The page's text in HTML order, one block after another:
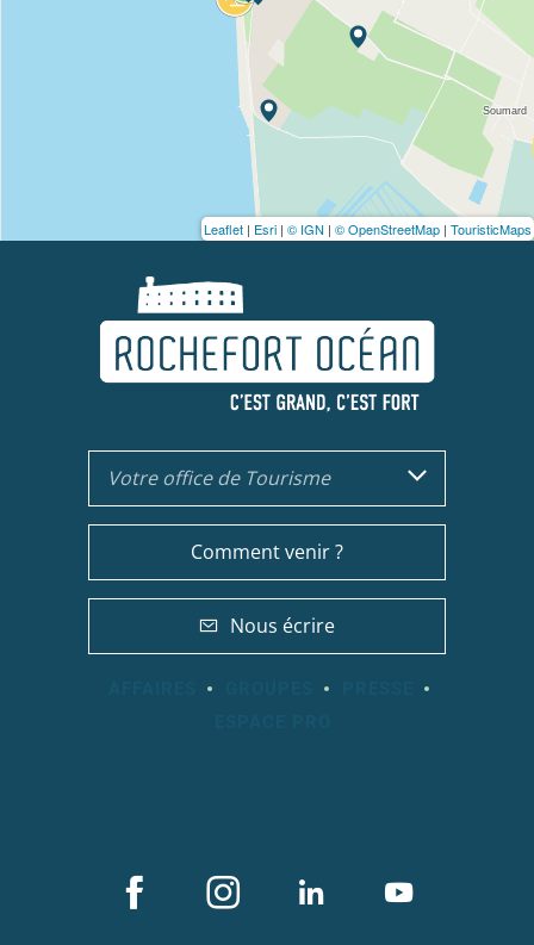
Leaflet | Esri | © IGN | © OpenStreetMap | TouristicMaps
Votre office de Tourisme
Comment venir ?
Nous écrire